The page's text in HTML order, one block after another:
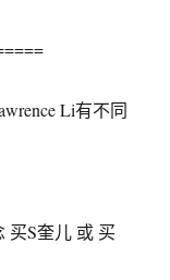
Li有不同
买S奎儿 或 买